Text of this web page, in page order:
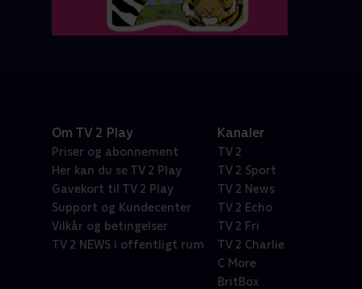
Om TV 2 Play
Priser og abonnement
Her kan du se TV 2 Play
Gavekort til TV 2 Play
Support og Kundecenter
Vilkår og betingelser
TV 2 NEWS i offentligt rum
Kanaler
TV 2
TV 2 Sport
TV 2 News
TV 2 Echo
TV 2 Fri
TV 2 Charlie
C More
BritBox